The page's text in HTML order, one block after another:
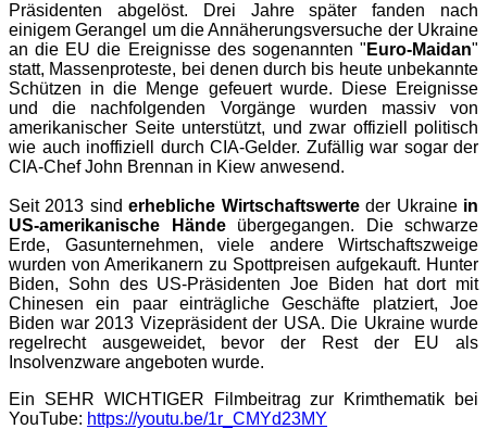
Präsidenten abgelöst. Drei Jahre später fanden nach
einigem Gerangel um die Annäherungsversuche der Ukraine
an die EU die Ereignisse des sogenannten " Euro-Maidan"
statt, Massenproteste, bei denen durch bis heute unbekannte
Schützen in die Menge gefeuert wurde. Diese Ereignisse
und die nachfolgenden Vorgänge wurden massiv von
amerikanischer Seite unterstützt, und zwar offiziell politisch
wie auch inoffiziell durch CIA-Gelder. Zufällig war sogar der
CIA-Chef John Brennan in Kiew anwesend.
Seit 2013 sinderhebliche Wirtschaftswerteder Ukraine in
US-amerikanische Händeübergegangen. Die schwarze
Erde, Gasunternehmen, viele andere Wirtschaftszweige
wurden von Amerikanern zu Spottpreisen aufgekauft. Hunter
Biden, Sohn des US-Präsidenten Joe Biden hat dort mit
Chinesen ein paar einträgliche Geschäfte platziert, Joe
Biden war 2013 Vizepräsident der USA. Die Ukraine wurde
regelrecht ausgeweidet, bevor der Rest der EU als
Insolvenzware angeboten wurde.
Ein SEHR WICHTIGER Filmbeitrag zur Krimthematik bei
YouTube: https://youtu.be/1r_CMYd23MY